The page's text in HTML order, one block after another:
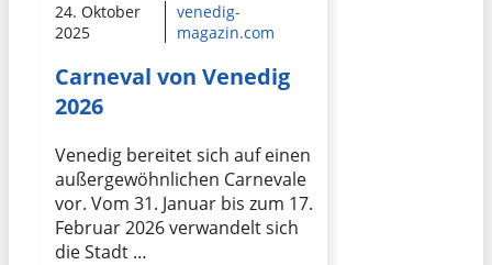
24. Oktober
2025
venedig-
magazin.com
Carneval von Venedig
2026
Venedig bereitet sich auf einen
außergewöhnlichen Carnevale
vor. Vom 31. Januar bis zum 17.
Februar 2026 verwandelt sich
die Stadt …